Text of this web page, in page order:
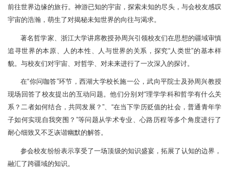
前往世界边缘的旅行。神游已知的宇宙，探索未知的尽头，与会校友感叹
宇宙的浩瀚，萌生了对揭秘未知世界的向往与渴求。
著名哲学家、浙江大学讲席教授孙周兴引领校友们在思想的疆域审慎
追寻世界的本原、人的本性、人与世界的关系，探究“人类世”的基本样
貌。与校友们对宇宙、对哲学、对未来进行了一次深入的探讨。
在“你问咖答”环节，西湖大学校长施一公，武向平院士及孙周兴教授
现场回答了校友提出的互动问题。他们分别对“理学学科和哲学有什么关
系？二者如何结合，共同发展？”、“在当下学历贬值的社会，普通青年学
子如何实现自我突围？”等问题从学术专业、心路历程等多个角度进行了
耐心细致又不乏诙谐幽默的解答。
参会校友纷纷表示享受了一场顶级的知识盛宴，拓展了认知的边界，
融汇了跨疆域的知识。